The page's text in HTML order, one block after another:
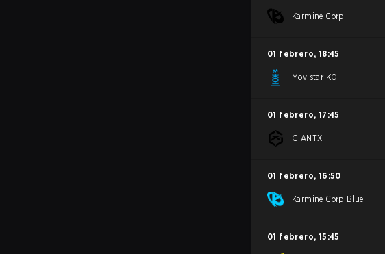
Karmine Corp
01 febrero, 18:45
Movistar KOI
01 febrero, 17:45
GIANTX
01 febrero, 16:50
Karmine Corp Blue
01 febrero, 15:45